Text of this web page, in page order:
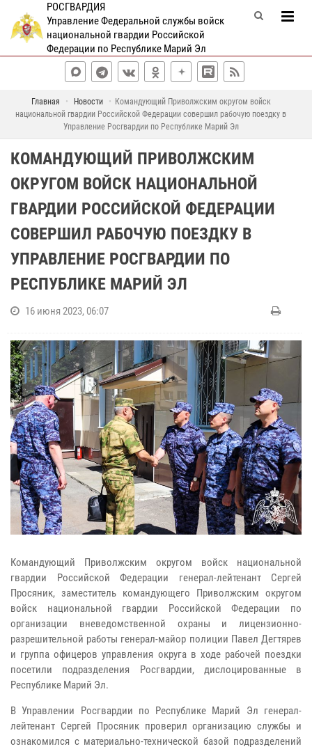
РОСГВАРДИЯ
Управление Федеральной службы войск
национальной гвардии Российской
Федерации по Республике Марий Эл
Главная Новости
Командующий Приволжским округом войск
национальной гвардии Российской Федерации совершил рабочую поездку в
Управление Росгвардии по Республике Марий Эл
КОМАНДУЮЩИЙ ПРИВОЛЖСКИМ
ОКРУГОМ ВОЙСК НАЦИОНАЛЬНОЙ
ГВАРДИИ РОССИЙСКОЙ ФЕДЕРАЦИИ
СОВЕРШИЛ РАБОЧУЮ ПОЕЗДКУ В
УПРАВЛЕНИЕ РОСГВАРДИИ ПО
РЕСПУБЛИКЕ МАРИЙ ЭЛ
16 июня 2023, 06:07
Командующий Приволжским округом войск национальной
гвардии Российской Федерации генерал-лейтенант Сергей
Просяник, заместитель командующего Приволжским округом
войск национальной гвардии Российской Федерации по
организации вневедомственной охраны и лицензионно-
разрешительной работы генерал-майор полиции Павел Дегтярев
и группа офицеров управления округа в ходе рабочей поездки
посетили подразделения Росгвардии, дислоцированные в
Республике Марий Эл.
В Управлении Росгвардии по Республике Марий Эл генерал-
лейтенант Сергей Просяник проверил организацию службы и
ознакомился с материально-технической базой подразделений